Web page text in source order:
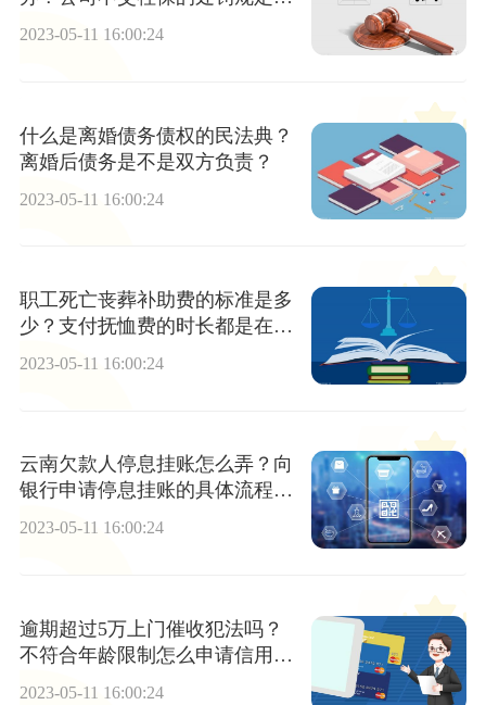
什么？
2023-05-11 16:00:24
什么是离婚债务债权的民法典？
离婚后债务是不是双方负责？
2023-05-11 16:00:24
职工死亡丧葬补助费的标准是多
少？支付抚恤费的时长都是在其
失去供养的资格为止吗？
2023-05-11 16:00:24
云南欠款人停息挂账怎么弄？向
银行申请停息挂账的具体流程介
绍
2023-05-11 16:00:24
逾期超过5万上门催收犯法吗？
不符合年龄限制怎么申请信用
2023-05-11 16:00:24